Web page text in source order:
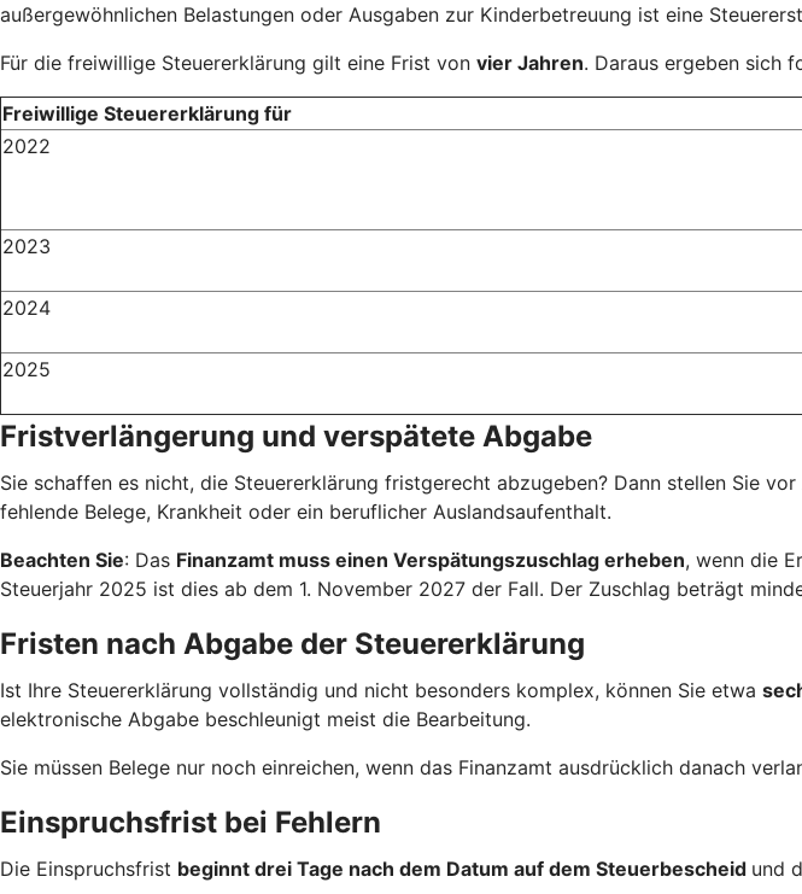
außergewöhnlichen Belastungen oder Ausgaben zur Kinderbetreuung ist eine
Für die freiwillige Steuererklärung gilt eine Frist von vier Jahren. Daraus ergeben sich
Freiwillige Steuererklärung für
2022
2023
2024
2025
Fristverlängerung und verspätete Abgabe
Sie schaffen es nicht, die Steuererklärung fristgerecht abzugeben? Dann stellen Sie
fehlende Belege, Krankheit oder ein beruflicher Auslandsaufenthalt.
Beachten Sie: Das Finanzamt muss einen Verspätungszuschlag erheben, wenn die
Steuerjahr 2025 ist dies ab dem 1. November 2027 der Fall. Der Zuschlag beträgt
Fristen nach Abgabe der Steuererklärung
Ist Ihre Steuererklärung vollständig und nicht besonders komplex, können Sie etwa
elektronische Abgabe beschleunigt meist die Bearbeitung.
Sie müssen Belege nur noch einreichen, wenn das Finanzamt ausdrücklich danach
Einspruchsfrist bei Fehlern
Die Einspruchsfrist beginnt drei Tage nach dem Datum auf dem Steuerbescheid und